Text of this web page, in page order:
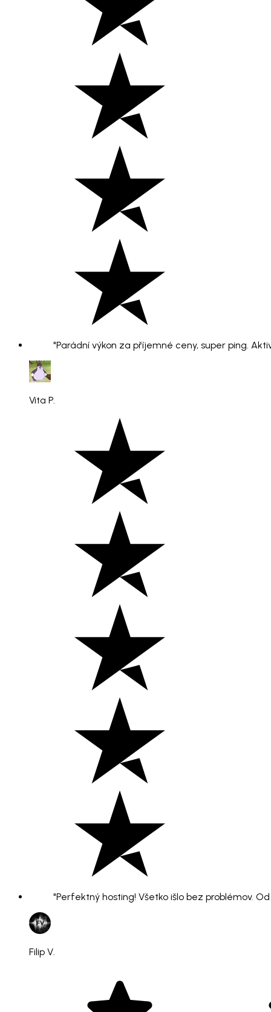
"Parádní výkon za příjemné ceny, super ping.
Vita P.
"Perfektný hosting! Všetko išlo bez problémov.
Filip V.